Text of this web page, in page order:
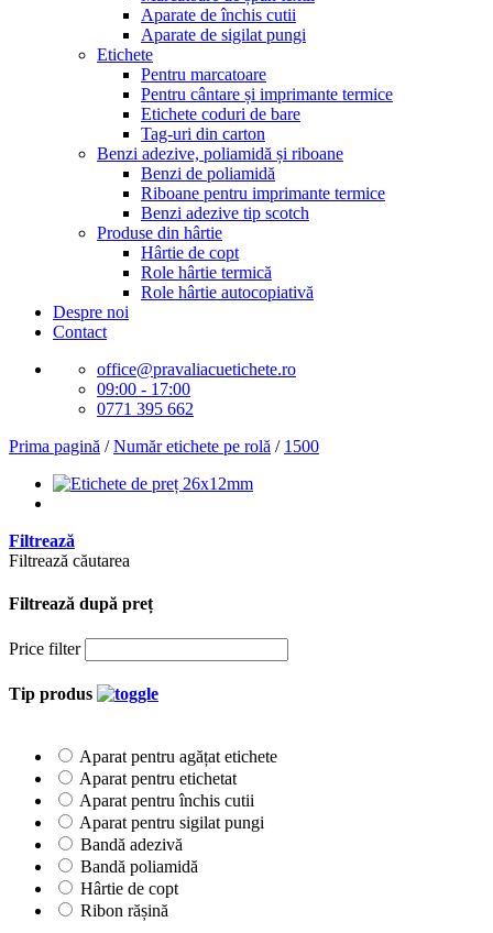
Aparate de închis cutii
Aparate de sigilat pungi
Etichete
Pentru marcatoare
Pentru cântare și imprimante termice
Etichete coduri de bare
Tag-uri din carton
Benzi adezive, poliamidă și riboane
Benzi de poliamidă
Riboane pentru imprimante termice
Benzi adezive tip scotch
Produse din hârtie
Hârtie de copt
Role hârtie termică
Role hârtie autocopiativă
Despre noi
Contact
office@pravaliacuetichete.ro
09:00 - 17:00
0771 395 662
Prima pagină / Număr etichete pe rolă / 1500
Filtrează
Filtrează căutarea
Filtrează după preț
Price filter
Tip produs
Aparat pentru agățat etichete
Aparat pentru etichetat
Aparat pentru închis cutii
Aparat pentru sigilat pungi
Bandă adezivă
Bandă poliamidă
Hârtie de copt
Ribon rășină